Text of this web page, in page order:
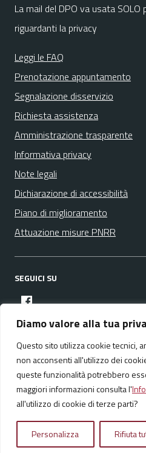
Diamo valore alla tua
Questo sito utilizza cookie tecnici,
non acconsenti all'utilizzo dei
queste funzionalità potrebbero
maggiori informazioni consulta l'
all'utilizzo di cookie di terze parti?
Personalizza Rifiuta
La mail del DPO va usata SOLO
riguardanti la privacy
Leggi le FAQ
Prenotazione appuntamento
Segnalazione disservizio
Richiesta assistenza
Amministrazione trasparente
Informativa privacy
Note legali
Dichiarazione di accessibilità
Piano di miglioramento
Attuazione misure PNRR
SEGUICI SU
facebook
Media policy
Realizzato da:NeMeA Sistemi